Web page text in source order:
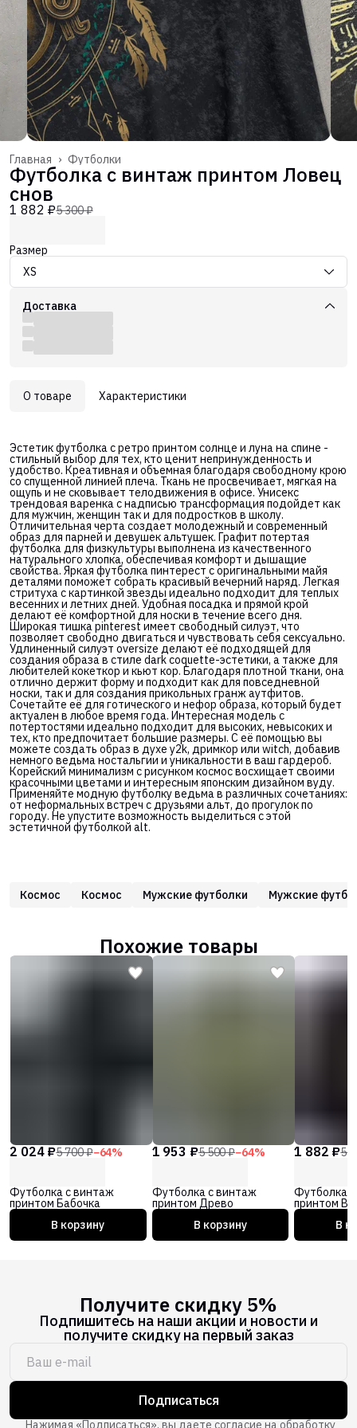
Футболки
Главная ›
Футболка с винтаж принтом Ловец
снов
1 882 ₽5 300 ₽
Размер
XS
Доставка
О товаре Характеристики
Эстетик футболка с ретро принтом солнце и луна на спине -
стильный выбор для тех, кто ценит непринужденность и
удобство. Креативная и объемная благодаря свободному крою
со спущенной линией плеча. Ткань не просвечивает, мягкая на
ощупь и не сковывает телодвижения в офисе. Унисекс
трендовая варенка с надписью трансформация подойдет как
для мужчин, женщин так и для подростков в школу.
Отличительная черта создает молодежный и современный
образ для парней и девушек альтушек. Графит потертая
футболка для физкультуры выполнена из качественного
натурального хлопка, обеспечивая комфорт и дышащие
свойства. Яркая футболка пинтерест с оригинальными майя
деталями поможет собрать красивый вечерний наряд. Легкая
стритуха с картинкой звезды идеально подходит для теплых
весенних и летних дней. Удобная посадка и прямой крой
делают её комфортной для носки в течение всего дня.
Широкая тишка pinterest имеет свободный силуэт, что
позволяет свободно двигаться и чувствовать себя сексуально.
Удлиненный силуэт oversize делают её подходящей для
создания образа в стиле dark coquette-эстетики, а также для
любителей кокеткор и кьют кор. Благодаря плотной ткани, она
отлично держит форму и подходит как для повседневной
носки, так и для создания прикольных гранж аутфитов.
Сочетайте её для готического и нефор образа, который будет
актуален в любое время года. Интересная модель с
потертостями идеально подходит для высоких, невысоких и
тех, кто предпочитает большие размеры. С её помощью вы
можете создать образ в духе y2k, дримкор или witch, добавив
немного ведьма ностальгии и уникальности в ваш гардероб.
Корейский минимализм с рисунком космос восхищает своими
красочными цветами и интересным японским дизайном вуду.
Применяйте модную футболку ведьма в различных сочетаниях:
от неформальных встреч с друзьями альт, до прогулок по
городу. Не упустите возможность выделиться с этой
эстетичной футболкой alt.
Космос Космос Мужские футболки Мужские
Похожие товары
2 024 ₽5 700 ₽−64%
Футболка с винтаж
принтом Бабочка
В корзину
1 953 ₽5 500 ₽−64%
Футболка с винтаж
принтом Древо
В корзину
1 882 ₽5
Футболка
принтом
В
Получите скидку 5%
Подпишитесь на наши акции и новости и
получите скидку на первый заказ
Подписаться
Нажимая «Подписаться», вы даете согласие на обработку